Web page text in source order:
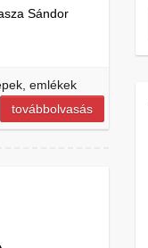
Sándor
emlékek
továbbolvasás